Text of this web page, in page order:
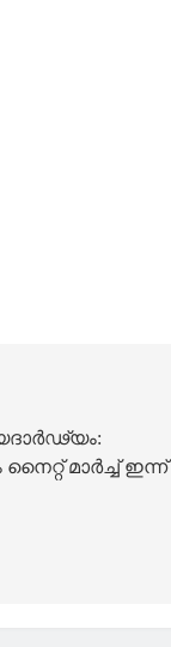
മാർച്ച് ഇന്ന്